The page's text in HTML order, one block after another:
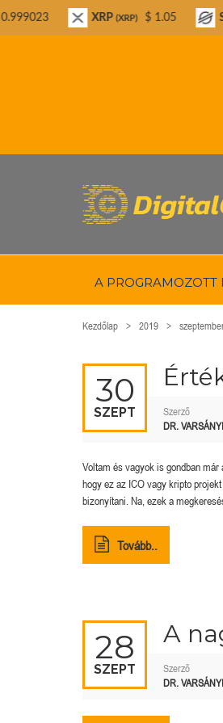
A PROGRAMOZOTT
Kezdőlap 2019
30
SZEPT
Szerző
DR.
Voltam és vagyok is gondban
hogy ez az ICO vagy kripto
bizonyítani. Na, ezek a
Tovább..
28
SZEPT
A
Szerző
DR.
XRP(XRP) $ 1.05 Stellar (XLM) $